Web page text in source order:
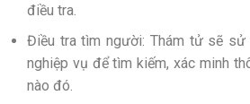
điều tra.
Điều tra tìm người: Thám tử sẽ sử
nghiệp vụ để tìm kiếm, xác minh
nào đó.